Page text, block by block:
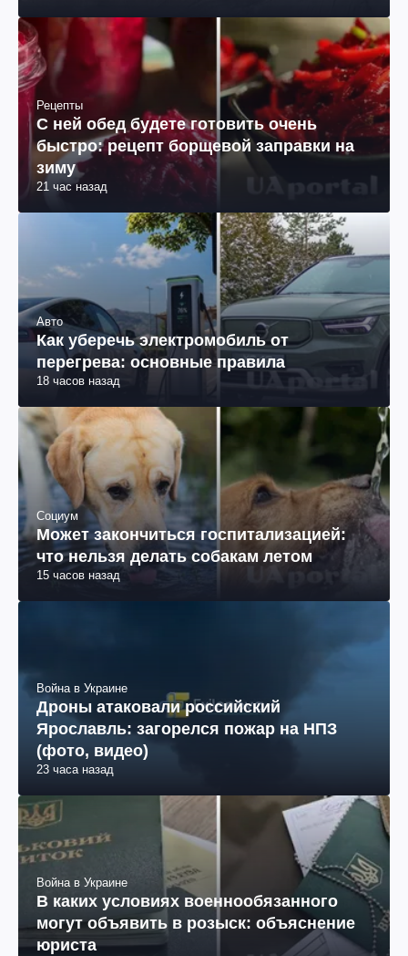
Рецепты
С ней обед будете готовить очень
быстро: рецепт борщевой заправки на
зиму
21 час назад
Авто
Как уберечь электромобиль от
перегрева: основные правила
18 часов назад
Социум
Может закончиться госпитализацией:
что нельзя делать собакам летом
15 часов назад
Война в Украине
Дроны атаковали российский
Ярославль: загорелся пожар на НПЗ
(фото, видео)
23 часа назад
Война в Украине
В каких условиях военнообязанного
могут объявить в розыск: объяснение
юриста